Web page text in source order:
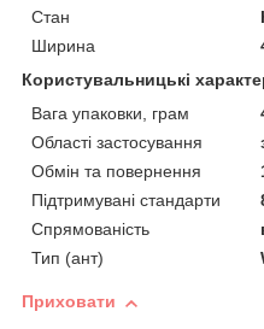
Стан
Ширина
Користувальницькі
Вага упаковки, грам
Області застосування
Обмін та повернення
Підтримувані стандарти
Спрямованість
Тип (ант)
Приховати